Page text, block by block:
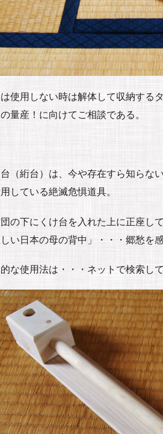
使用しない時は解体して収納する
量産！に向けてご相談である。
台（絎台）は、今や存在すら知らな
している絶滅危惧道具。
の下にくけ台を入れた上に正座し
しい日本の母の背中」・・・郷愁を
な使用法は・・・ネットで検索し